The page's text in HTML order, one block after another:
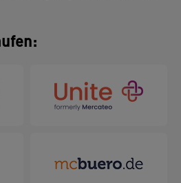
an der linken Seite ist der
der Ordnermechanik.
aus 30% vor Gebrauch
(Polypropylen), extern
100 % recycelbar.